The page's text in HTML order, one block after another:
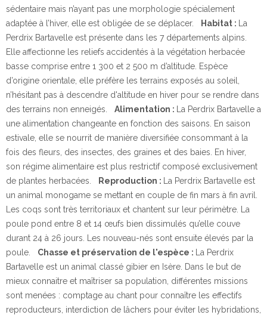
sédentaire mais n’ayant pas une morphologie spécialement
adaptée à l’hiver, elle est obligée de se déplacer.
Habitat :
La
Perdrix Bartavelle est présente dans les 7 départements alpins.
Elle affectionne les reliefs accidentés à la végétation herbacée
basse comprise entre 1 300 et 2 500 m d’altitude. Espèce
d’origine orientale, elle préfère les terrains exposés au soleil,
n’hésitant pas à descendre d'altitude en hiver pour se rendre dans
des terrains non enneigés. Alimentation :
La Perdrix Bartavelle a
une alimentation changeante en fonction des saisons. En saison
estivale, elle se nourrit de manière diversifiée consommant à la
fois des fleurs, des insectes, des graines et des baies. En hiver,
son régime alimentaire est plus restrictif composé exclusivement
de plantes herbacées.
Reproduction :
La Perdrix Bartavelle est
un animal monogame se mettant en couple de fin mars à fin avril.
Les coqs sont très territoriaux et chantent sur leur périmètre. La
poule pond entre 8 et 14 œufs bien dissimulés qu’elle couve
durant 24 à 26 jours. Les nouveau-nés sont ensuite élevés par la
poule. Chasse et préservation de l'espèce :
La Perdrix
Bartavelle est un animal classé gibier en Isère. Dans le but de
mieux connaitre et maîtriser sa population, différentes missions
sont menées : comptage au chant pour connaître les effectifs
reproducteurs, interdiction de lâchers pour éviter les hybridations,